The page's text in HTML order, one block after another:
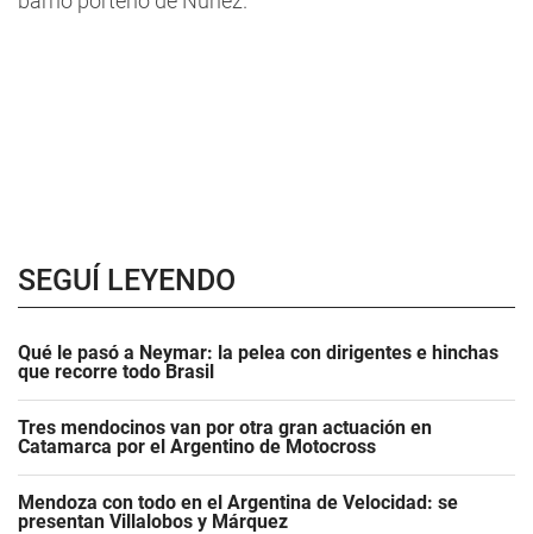
SEGUÍ LEYENDO
Qué le pasó a Neymar: la pelea con dirigentes e hinchas
que recorre todo Brasil
Tres mendocinos van por otra gran actuación en
Catamarca por el Argentino de Motocross
Mendoza con todo en el Argentina de Velocidad: se
presentan Villalobos y Márquez